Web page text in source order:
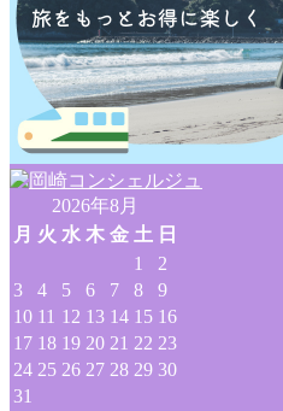
2026年8月
月 火 水 木 金 土 日
1
2
3
4 5 6 7 8
9
10 11 12 13 14 15 16
17 18 19 20 21 22 23
24 25 26 27 28 29 30
31